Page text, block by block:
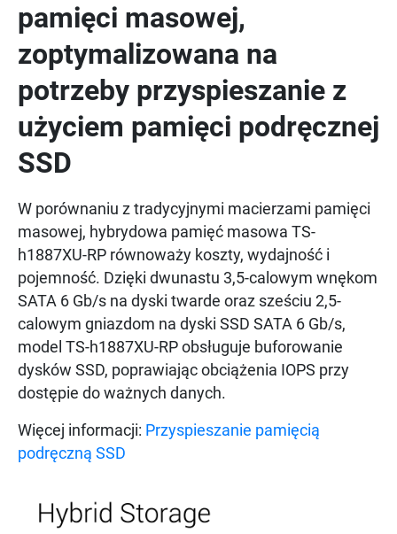
pamięci masowej,
zoptymalizowana na
potrzeby przyspieszanie z
użyciem pamięci podręcznej
SSD
W porównaniu z tradycyjnymi macierzami pamięci
masowej, hybrydowa pamięć masowa TS-
h1887XU-RP równoważy koszty, wydajność i
pojemność. Dzięki dwunastu 3,5-calowym wnękom
SATA 6 Gb/s na dyski twarde oraz sześciu 2,5-
calowym gniazdom na dyski SSD SATA 6 Gb/s,
model TS-h1887XU-RP obsługuje buforowanie
dysków SSD, poprawiając obciążenia IOPS przy
dostępie do ważnych danych.
Więcej informacji: Przyspieszanie pamięcią
podręczną SSD